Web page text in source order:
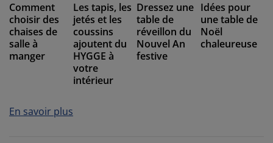
Comment
choisir des
chaises de
salle à
manger
Les tapis, les
jetés et les
coussins
ajoutent du
HYGGE à
votre
intérieur
Dressez une
table de
réveillon du
Nouvel An
festive
Idées pour
une table de
Noël
chaleureuse
En savoir plus